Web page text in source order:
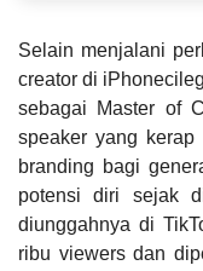
Selain menjalani
creator di
sebagai Master of
speaker yang kerap
branding bagi
potensi diri sejak
diunggahnya di
ribu viewers dan